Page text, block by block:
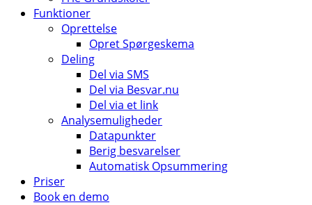
Funktioner
Oprettelse
Opret Spørgeskema
Deling
Del via SMS
Del via Besvar.nu
Del via et link
Analysemuligheder
Datapunkter
Berig besvarelser
Automatisk Opsummering
Priser
Book en demo